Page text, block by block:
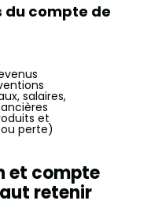
du compte de
salaires,
et
perte)
et compte
retenir